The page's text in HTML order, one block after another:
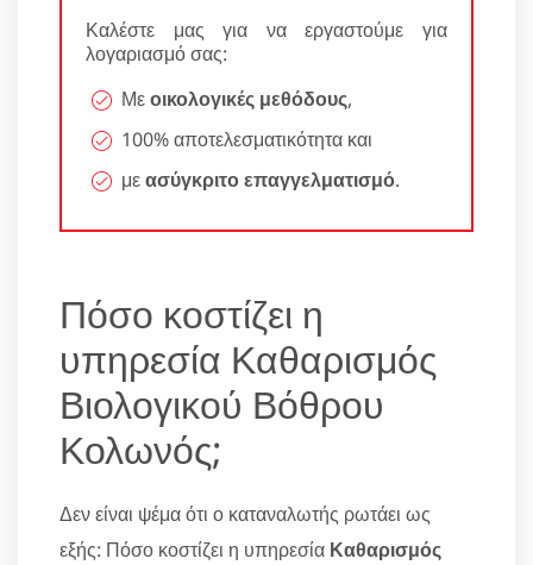
Καλέστε μας για να εργαστούμε για
λογαριασμό σας:
Μεοικολογικές μεθόδους,
100% αποτελεσματικότητα και
μεασύγκριτο επαγγελματισμό.
Πόσο κοστίζει η
υπηρεσία Καθαρισμός
Βιολογικού Βόθρου
Κολωνός;
Δεν είναι ψέμα ότι ο καταναλωτής ρωτάει ως
εξής: Πόσο κοστίζει η υπηρεσία Καθαρισμός